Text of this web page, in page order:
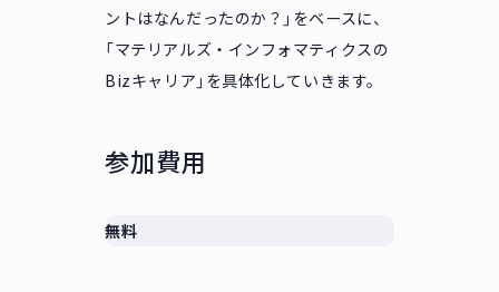
ントはなんだったのか？」をベースに、
「マテリアルズ・インフォマティクスの
Bizキャリア」を具体化していきます。
参加費用
無料